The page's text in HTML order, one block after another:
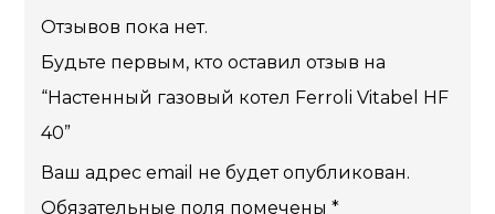
Отзывов пока нет.
Будьте первым, кто оставил отзыв на
“Настенный газовый котел Ferroli Vitabel HF
40”
Ваш адрес email не будет опубликован.
Обязательные поля помечены*